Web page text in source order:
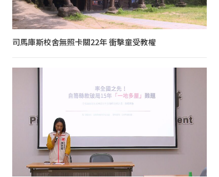
司馬庫斯校舍無照卡關22年 衝擊童受教權